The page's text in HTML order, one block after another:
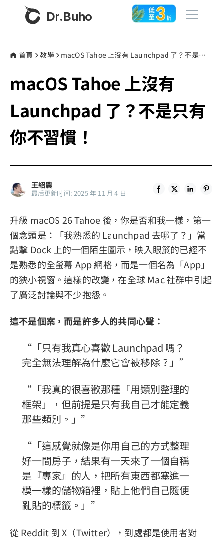
Dr.Buho
產品
BuhoCleaner
BuhoUnlocker
BuhoRepair
BuhoLaunchpad
商店
部落格
聯絡我們
隱私權政策
服務條款
退款政策
首頁 教學 macOS Tahoe 上沒有 Launchpad 了？不是只有你不習慣！
macOS Tahoe 上沒有
Launchpad 了？不是只有
你不習慣！
王紹農
最后更新时间: 2025 年 11 月 4 日
升級 macOS 26 Tahoe 後，你是否和我一樣，第一
個念頭是：「我熟悉的 Launchpad 去哪了？」當
點擊 Dock 上的一個陌生圖示，映入眼簾的已經不
是熟悉的全螢幕 App 網格，而是一個名為「App」
的狹小視窗。這樣的改變，在全球 Mac 社群中引起
了廣泛討論與不少抱怨。
這不是個案，而是許多人的共同心聲：
「只有我真心喜歡 Launchpad 嗎？
完全無法理解為什麼它會被移除？」
「我真的很喜歡那種「用類別整理的
框架」，但前提是只有我自己才能定義
那些類別。」
「這感覺就像是你用自己的方式整理
好一間房子，結果有一天來了一個自稱
是『專家』的人，把所有東西都塞進一
模一樣的儲物箱裡，貼上他們自己隨便
亂貼的標籤。」
從 Reddit 到 X（Twitter），到處都是使用者對